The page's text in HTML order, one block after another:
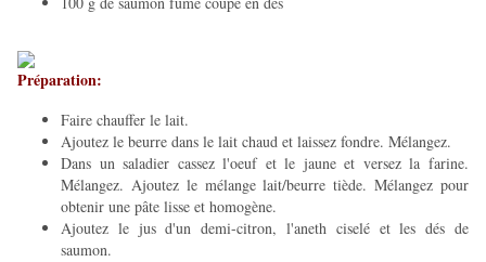
Préparation:
Faire chauffer le lait.
Ajoutez le beurre dans le lait chaud et laissez fondre. Mélangez.
Dans un saladier cassez l'oeuf et le jaune et versez la farine.
Mélangez. Ajoutez le mélange lait/beurre tiède. Mélangez pour
obtenir une pâte lisse et homogène.
Ajoutez le jus d'un demi-citron, l'aneth ciselé et les dés de
saumon.